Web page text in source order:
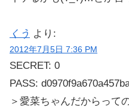
くう より:
2012年7月5日 7:36 PM
SECRET: 0
PASS:
＞愛菜ちゃんだからって